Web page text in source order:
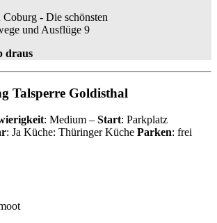
draus
Talsperre Goldisthal
: Medium – Start: Parkplatz
: Ja Küche: Thüringer Küche Parken: frei